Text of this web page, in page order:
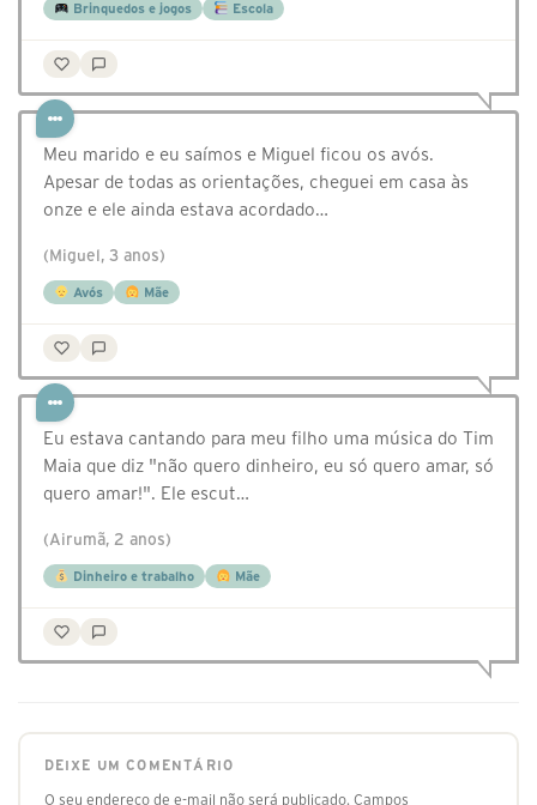
Brinquedos e jogos Escola
Meu marido e eu saímos e Miguel ficou os avós.
Apesar de todas as orientações, cheguei em casa às
onze e ele ainda estava acordado…
(Miguel, 3 anos)
Avós Mãe
Eu estava cantando para meu filho uma música do Tim
Maia que diz "não quero dinheiro, eu só quero amar, só
quero amar!". Ele escut…
(Airumã, 2 anos)
Dinheiro e trabalho Mãe
DEIXE UM COMENTÁRIO
O seu endereço de e-mail não será publicado. Campos